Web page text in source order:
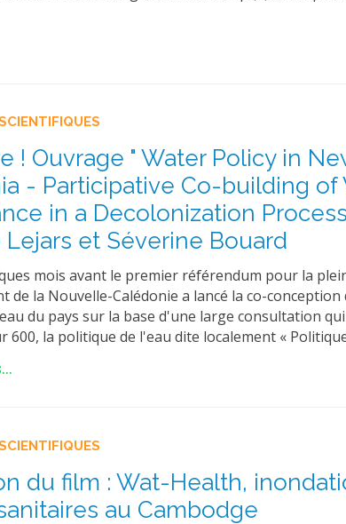
! Ouvrage " Water Policy in
- Participative Co-building of
in a Decolonization
Lejars et Séverine Bouard
mois avant le premier référendum pour la
de la Nouvelle-Calédonie a lancé la co-conception
du pays sur la base d'une large consultation
600, la politique de l'eau dite localement «
du film : Wat-Health,
au Cambodge